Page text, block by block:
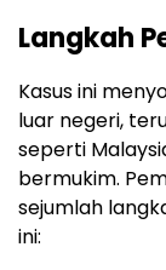
Langkah
Kasus ini
luar negeri,
seperti
bermukim.
sejumlah
ini: